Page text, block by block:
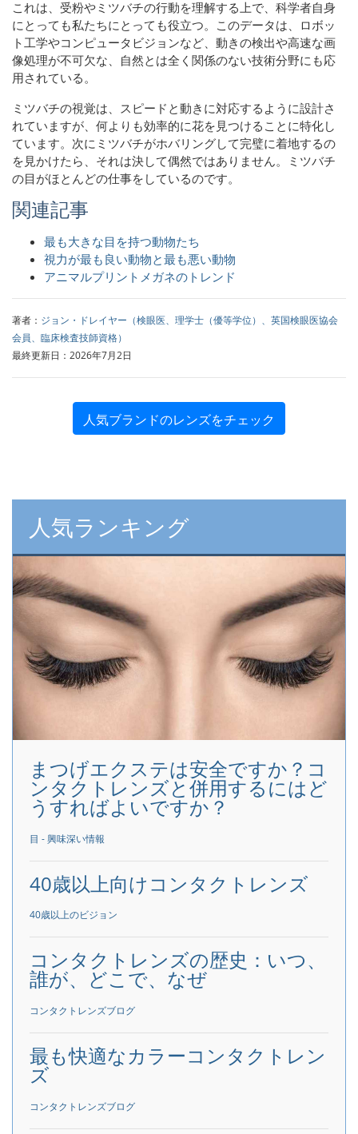
これは、受粉やミツバチの行動を理解する上で、科学者自身
にとっても私たちにとっても役立つ。このデータは、ロボッ
ト工学やコンピュータビジョンなど、動きの検出や高速な画
像処理が不可欠な、自然とは全く関係のない技術分野にも応
用されている。
ミツバチの視覚は、スピードと動きに対応するように設計さ
れていますが、何よりも効率的に花を見つけることに特化し
ています。次にミツバチがホバリングして完璧に着地するの
を見かけたら、それは決して偶然ではありません。ミツバチ
の目がほとんどの仕事をしているのです。
関連記事
最も大きな目を持つ動物たち
視力が最も良い動物と最も悪い動物
アニマルプリントメガネのトレンド
著者： ジョン・ドレイヤー（検眼医、理学士（優等学位）、英国検眼医協会
会員、臨床検査技師資格）
最終更新日：2026年7月2日
人気ブランドのレンズをチェック
人気ランキング
まつげエクステは安全ですか？コ
ンタクトレンズと併用するにはど
うすればよいですか？
目 - 興味深い情報
40歳以上向けコンタクトレンズ
40歳以上のビジョン
コンタクトレンズの歴史：いつ、
誰が、どこで、なぜ
コンタクトレンズブログ
最も快適なカラーコンタクトレン
ズ
コンタクトレンズブログ